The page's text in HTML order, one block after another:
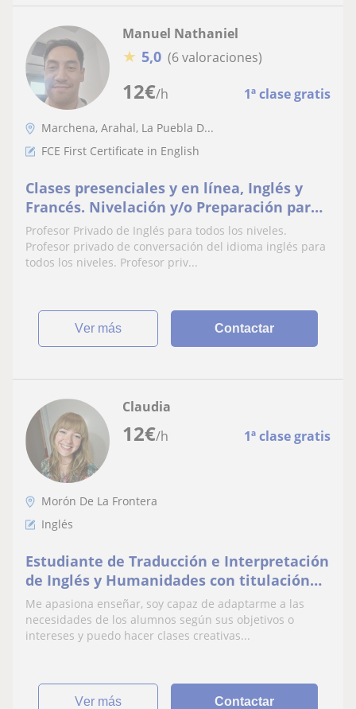
12€/h 1ª clase gratis
Manuel Nathaniel
★ 5,0 (6 valoraciones)
Marchena, Arahal, La Puebla D...
FCE First Certificate in English
Clases presenciales y en línea, Inglés y
Francés. Nivelación y/o Preparación para
examen oficial
Profesor Privado de Inglés para todos los niveles.
Profesor privado de conversación del idioma inglés para
todos los niveles. Profesor priv...
ver más Contactar
12€/h 1ª clase gratis
Claudia
Morón De La Frontera
Inglés
Estudiante de Traducción e Interpretación
de Inglés y Humanidades con titulación
de los idiomas inglés y francés.
Me apasiona enseñar, soy capaz de adaptarme a las
necesidades de los alumnos según sus objetivos o
intereses y puedo hacer clases creativas...
ver más Contactar